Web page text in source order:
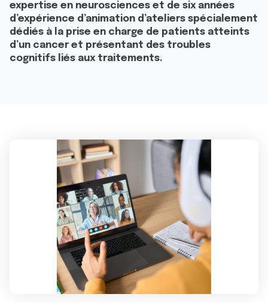
expertise en neurosciences et de six années
d’expérience d’animation d’ateliers spécialement
dédiés à la prise en charge de patients atteints
d’un cancer et présentant des troubles
cognitifs liés aux traitements.